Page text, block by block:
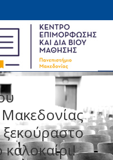
ξεκούραστο
καλοκαίρι!